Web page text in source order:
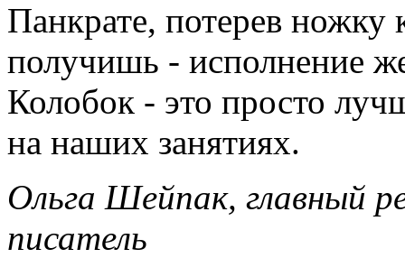
Панкрате, потерев ножку
получишь - исполнение
Колобок - это просто
на наших занятиях.
Ольга Шейпак, главный
писатель